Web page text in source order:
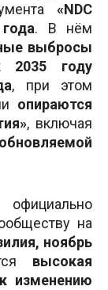
«NDC
. В нём
выбросы
2035 году
, при этом
опираются
, включая
на
ноябрь
высокая
изменению